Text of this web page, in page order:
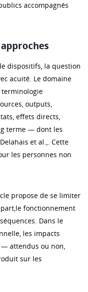
accompagnés
dispositifs, la question
acuité. Le domaine
terminologie
outputs,
effets directs,
terme — dont les
et al.,. Cette
les personnes non
propose de se limiter
fonctionnement
Dans le
les impacts
— attendus ou non,
sur les